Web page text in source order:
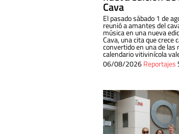
Cava
El pasado sábado 1 de
reunió a amantes del
música en una nueva
Cava, una cita que crece
convertido en una de las
calendario vitivinícola
06/08/2026Reportajes